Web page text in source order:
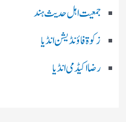
جمعیت اہل حدیث ہند
زکوۃ فاؤنڈیشن انڈیا
رضا اکیڈمی انڈیا